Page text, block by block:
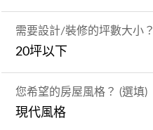
需要設計/裝修的坪數大小？
20坪以下
您希望的房屋風格？ (選填)
現代風格